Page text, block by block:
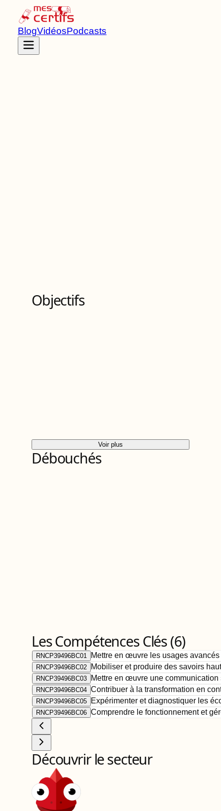
BlogVidéosPodcasts
Objectifs
Voir plus
Débouchés
Les Compétences Clés (6)
RNCP39496BC01 Mettre en œuvre les usages
RNCP39496BC02 Mobiliser et produire des savoirs
RNCP39496BC03 Mettre en œuvre une
RNCP39496BC04 Contribuer à la transformation en
RNCP39496BC05 Expérimenter et diagnostiquer les
RNCP39496BC06 Comprendre le fonctionnement et
Découvrir le secteur